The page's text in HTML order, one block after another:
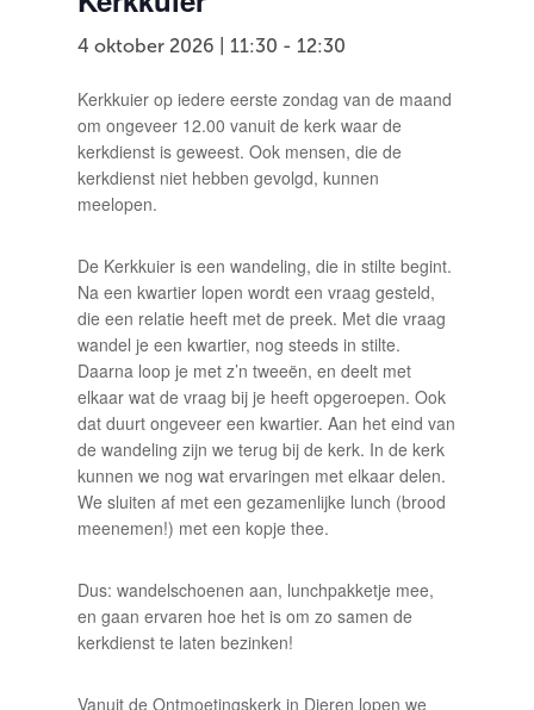
4 oktober 2026 | 11:30 - 12:30
Kerkkuier op iedere eerste zondag van de maand
om ongeveer 12.00 vanuit de kerk waar de
kerkdienst is geweest. Ook mensen, die de
kerkdienst niet hebben gevolgd, kunnen
meelopen.
De Kerkkuier is een wandeling, die in stilte begint.
Na een kwartier lopen wordt een vraag gesteld,
die een relatie heeft met de preek. Met die vraag
wandel je een kwartier, nog steeds in stilte.
Daarna loop je met z’n tweeën, en deelt met
elkaar wat de vraag bij je heeft opgeroepen. Ook
dat duurt ongeveer een kwartier. Aan het eind van
de wandeling zijn we terug bij de kerk. In de kerk
kunnen we nog wat ervaringen met elkaar delen.
We sluiten af met een gezamenlijke lunch (brood
meenemen!) met een kopje thee.
Dus: wandelschoenen aan, lunchpakketje mee,
en gaan ervaren hoe het is om zo samen de
kerkdienst te laten bezinken!
Vanuit de Ontmoetingskerk in Dieren lopen we